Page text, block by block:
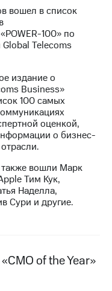
вошел в список
100» по
Telecoms
издание о
Business»
100 самых
оценкой,
о бизнес-
также вошли Марк
Тим Кук,
Наделла,
Сури и другие.
of the Year»